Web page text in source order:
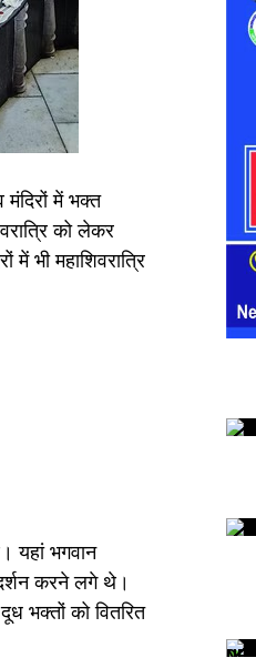
में भक्त
को लेकर
भी महाशिवरात्रि
यहां भगवान
करने लगे थे।
भक्तों को वितरित